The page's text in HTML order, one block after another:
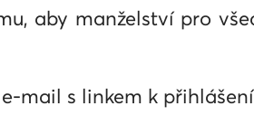
aby manželství pro
mail s linkem k